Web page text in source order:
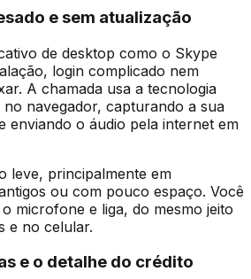
e sem atualização
de desktop como o Skype
login complicado nem
A chamada usa a tecnologia
no navegador, capturando a sua
enviando o áudio pela internet em
leve, principalmente em
ou com pouco espaço. Você
microfone e liga, do mesmo jeito
e no celular.
e o detalhe do crédito